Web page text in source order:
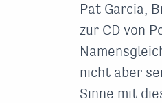
Pat Garcia,
zur CD von
nicht aber
Sinne mit